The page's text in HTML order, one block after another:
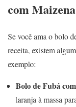
com Maizena
Se você ama o bolo
receita, existem
exemplo:
Bolo de Fubá
laranja à massa